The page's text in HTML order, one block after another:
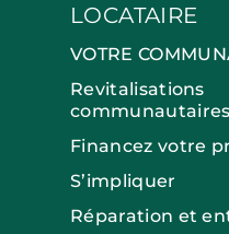
LOCATAIRE
VOTRE
Revitalisations
communautaires
Financez votre
S’impliquer
Réparation et